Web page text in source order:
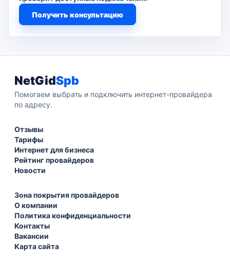
Получить консультацию
NetGidSpb
Помогаем выбрать и подключить интернет-провайдера
по адресу.
Отзывы
Тарифы
Интернет для бизнеса
Рейтинг провайдеров
Новости
Зона покрытия провайдеров
О компании
Политика конфиденциальности
Контакты
Вакансии
Карта сайта